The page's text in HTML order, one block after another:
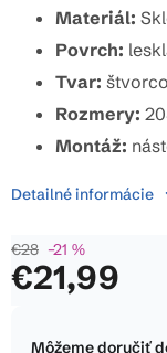
hviezdičiek.
€28 –21 %
€21,99
cena:
Môžeme doručiť
Materiál:
Povrch:
Tvar:
Rozmery:
Montáž:
Detailné informácie